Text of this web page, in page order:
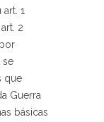
1
2
se
que
Guerra
básicas